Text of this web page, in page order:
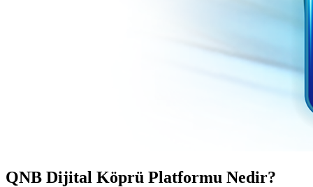
QNB Dijital Köprü Platformu Nedir?